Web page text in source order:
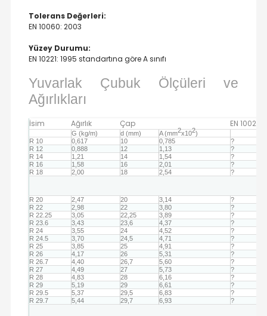
Tolerans Değerleri:
EN 10060: 2003
Yüzey Durumu:
EN 10221: 1995 standartına göre A sınıfı
Yuvarlak Çubuk Ölçüleri ve
Ağırlıkları
İsim Ağırlık Çap EN
G (kg/m) d (mm) A (mm2x102)
R 10
0,617 10 0,785
?
R 12
0,888 12 1,13
?
R 14
1,21 14 1,54
?
R 16
1,58 16 2,01
?
R 18
2,00 18 2,54 ?
R 20 2,47 20 3,14
?
R 22
2,98 22 3,80
?
R 22.25
3,05 22,25 3,89
?
R 23.6
3,43 23,6 4,37
?
R 24
3,55 24 4,52
?
R 24.5
3,70 24,5 4,71
?
R 25
3,85 25 4,91
?
R 26
4,17 26 5,31
?
R 26.7
4,40 26,7 5,60
?
R 27
4,49 27 5,73
?
R 28
4,83 28 6,16
?
R 29
5,19 29 6,61
?
R 29.5
5,37 29,5 6,83
?
R 29.7
5,44 29,7 6,93 ?